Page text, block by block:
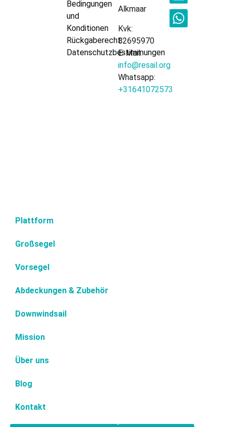
Bedingungen
und
Konditionen
Rückgaberecht
Datenschutzbestimmungen
Alkmaar
Kvk:
82695970
E-Mail:
info@resail.org
Whatsapp:
+31641072573
Plattform
Großsegel
Vorsegel
Abdeckungen & Zubehör
Downwindsail
Mission
Über uns
Blog
Kontakt